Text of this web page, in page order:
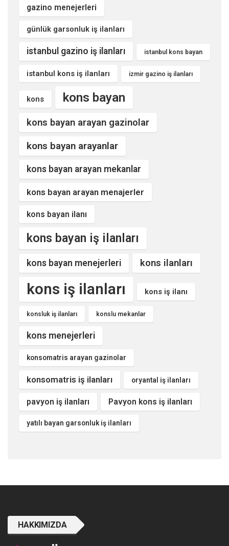
gazino menejerleri
günlük garsonluk iş ilanları
istanbul gazino iş ilanları istanbul kons bayan
istanbul kons iş ilanları izmir gazino iş ilanları
kons kons bayan
kons bayan arayan gazinolar
kons bayan arayanlar
kons bayan arayan mekanlar
kons bayan arayan menajerler
kons bayan ilanı
kons bayan iş ilanları
kons bayan menejerleri kons ilanları
kons iş ilanları kons iş ilanı
konsluk iş ilanları konslu mekanlar
kons menejerleri
konsomatris arayan gazinolar
konsomatris iş ilanları oryantal iş ilanları
pavyon iş ilanları Pavyon kons iş ilanları
yatılı bayan garsonluk iş ilanları
HAKKIMIZDA